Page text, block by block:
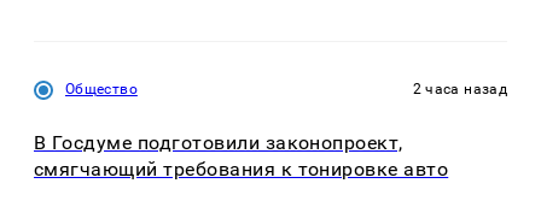
Общество 2 часа назад
В Госдуме подготовили законопроект,
смягчающий требования к тонировке авто